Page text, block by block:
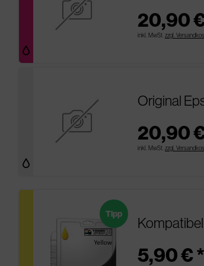
20,90
inkl. MwSt. zzgl.
Original
20,90
inkl. MwSt. zzgl.
5,90 € *
Tipp